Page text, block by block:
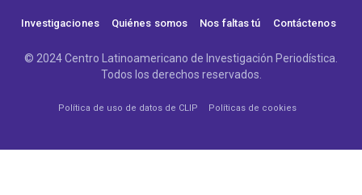
Investigaciones Quiénes somos Nos faltas tú Contáctenos
© 2024 Centro Latinoamericano de Investigación Periodística.
Todos los derechos reservados.
Política de uso de datos de CLIP Políticas de cookies